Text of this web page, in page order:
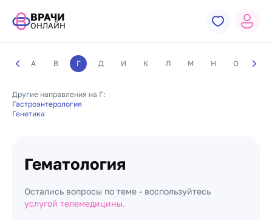
ВРАЧИ
ОНЛАЙН
А В Г Д И К Л М Н О П
Другие направления на Г:
Гастроэнтерология
Генетика
Гематология
Остались вопросы по теме - воспользуйтесь
услугой телемедицины.